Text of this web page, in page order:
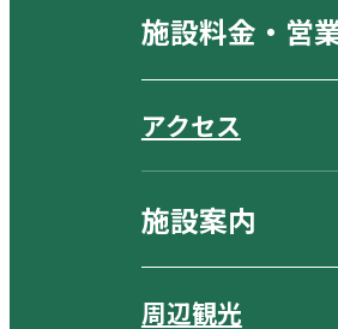
施設料金・営
アクセス
施設案内
周辺観光